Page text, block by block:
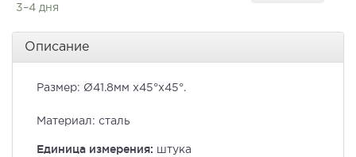
3–4 дня
Описание
Размер: Ø41.8мм x45°x45°.
Материал: сталь
Единица измерения: штука